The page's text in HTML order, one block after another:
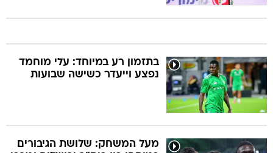
בתזמון רע במיוחד: עלי מוחמד
נפצע וייעדר כשישה שבועות
מעל המשחק: שלושת הגיבורים